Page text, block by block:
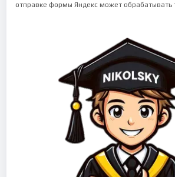
отправке формы Яндекс может обрабатывать